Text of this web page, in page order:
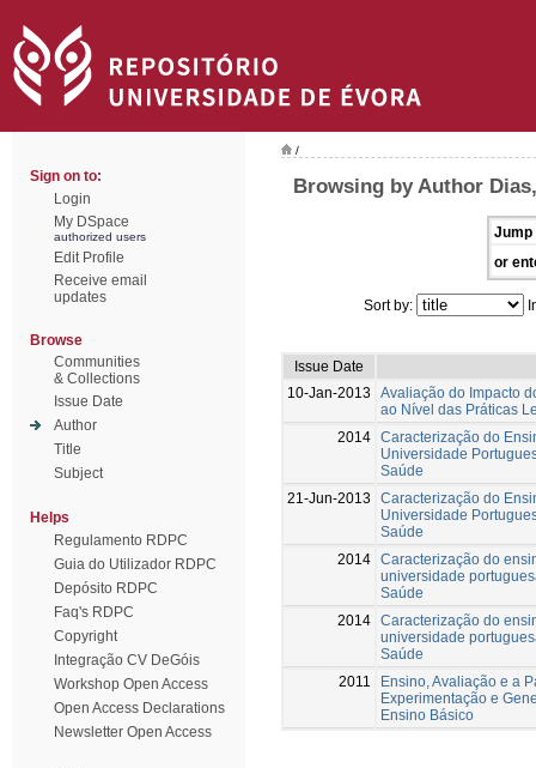
Sign on to:
Login
My DSpace
authorized users
Edit Profile
Receive email
updates
Browse
Communities
& Collections
Issue Date
Author
Title
Subject
Helps
Regulamento RDPC
Guia do Utilizador RDPC
Depósito RDPC
Faq's RDPC
Copyright
Integração CV DeGóis
Workshop Open Access
Open Access Declarations
Newsletter Open Access
/
Browsing by Author
Jump
or
Sort by:
Issue Date
10-Jan-2013
Avaliação do Impacto
ao Nível das Práticas
2014 Caracterização do
Universidade
Saúde
21-Jun-2013
Caracterização do
Universidade
Saúde
2014 Caracterização do
universidade
Saúde
2014 Caracterização do
universidade
Saúde
2011
Ensino, Avaliação e a
Experimentação e
Ensino Básico